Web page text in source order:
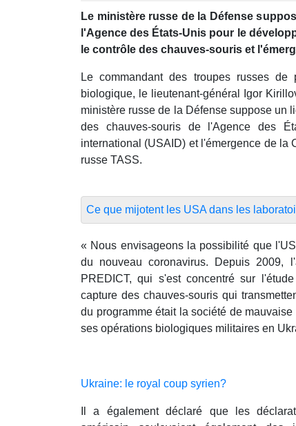
Le ministère russe de la Défense
l'Agence des États-Unis pour le
le contrôle des chauves-souris et
Le commandant des troupes russes de
biologique, le lieutenant-général Igor
ministère russe de la Défense suppose un
des chauves-souris de l'Agence des
international (USAID) et l'émergence de la
russe TASS.
Ce que mijotent les USA dans les
« Nous envisageons la possibilité que
du nouveau coronavirus. Depuis 2009,
PREDICT, qui s'est concentré sur
capture des chauves-souris qui
du programme était la société de
ses opérations biologiques militaires en
Ukraine: le royal coup syrien?
Il a également déclaré que les